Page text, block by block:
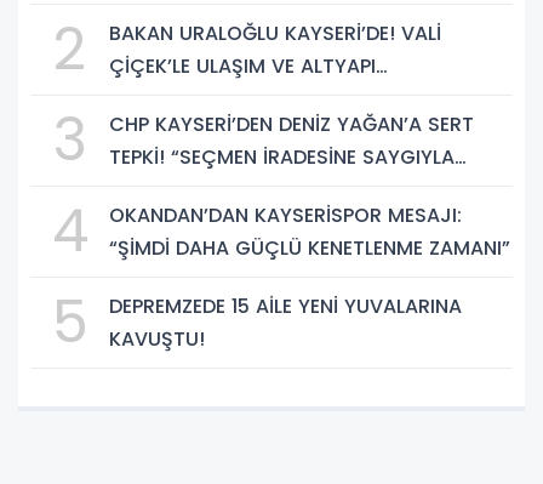
2
BAKAN URALOĞLU KAYSERİ’DE! VALİ
ÇİÇEK’LE ULAŞIM VE ALTYAPI
3
CHP KAYSERİ’DEN DENİZ YAĞAN’A SERT
TEPKİ! “SEÇMEN İRADESİNE SAYGIYLA
4
OKANDAN’DAN KAYSERİSPOR MESAJI:
“ŞİMDİ DAHA GÜÇLÜ KENETLENME ZAMANI”
5
DEPREMZEDE 15 AİLE YENİ YUVALARINA
KAVUŞTU!